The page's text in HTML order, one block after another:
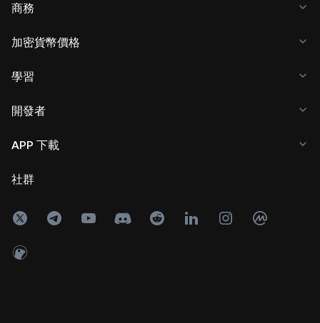
商務
加密貨幣價格
學習
開發者
APP 下載
社群